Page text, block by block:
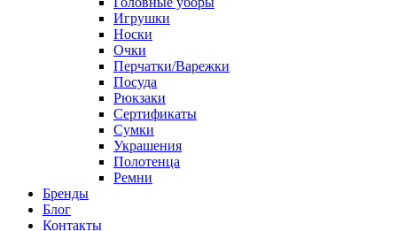
Игрушки
Носки
Очки
Перчатки/Варежки
Посуда
Рюкзаки
Сертификаты
Сумки
Украшения
Полотенца
Ремни
Бренды
Блог
Контакты